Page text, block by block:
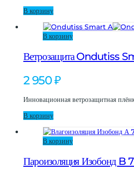
В корзину
В корзину
Ветрозащита Ondutiss
2 950₽
Инновационная ветрозащитная
В корзину
В корзину
Пароизоляция Изобонд B